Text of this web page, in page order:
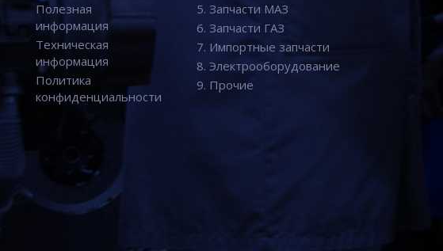
Полезная
информация
Техническая
информация
Политика
конфиденциальности
5. Запчасти МАЗ
6. Запчасти ГАЗ
7. Импортные запчасти
8. Электрооборудование
9. Прочие